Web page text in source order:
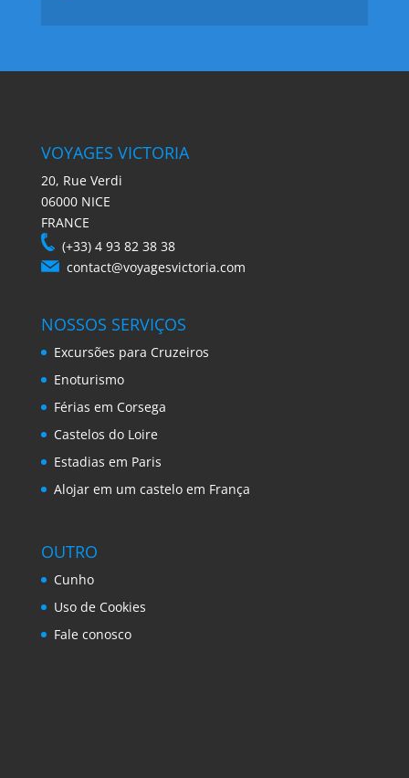
VOYAGES VICTORIA
20, Rue Verdi
06000 NICE
FRANCE
(+33) 4 93 82 38 38
contact@voyagesvictoria.com
NOSSOS SERVIÇOS
Excursões para Cruzeiros
Enoturismo
Férias em Corsega
Castelos do Loire
Estadias em Paris
Alojar em um castelo em França
OUTRO
Cunho
Uso de Cookies
Fale conosco